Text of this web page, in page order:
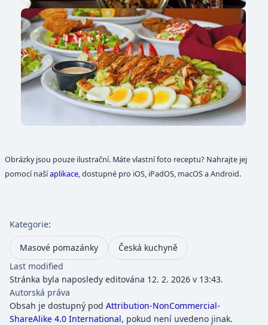
Obrázky jsou pouze ilustrační. Máte vlastní foto receptu? Nahrajte jej
pomocí našíaplikace, dostupné pro iOS, iPadOS, macOS a Android.
Kategorie:
Masové pomazánky
Česká kuchyně
Last modified
Stránka byla naposledy editována 12. 2. 2026 v 13:43.
Autorská práva
Obsah je dostupný pod Attribution-NonCommercial-
ShareAlike 4.0 International, pokud není uvedeno jinak.